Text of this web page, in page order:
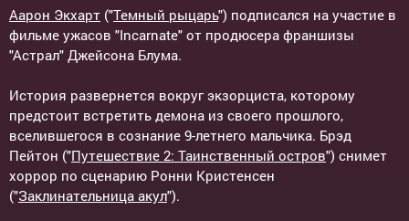
Аарон Экхарт ("Темный рыцарь") подписался на участие в
фильме ужасов "Incarnate" от продюсера франшизы
"Астрал" Джейсона Блума.
История развернется вокруг экзорциста, которому
предстоит встретить демона из своего прошлого,
вселившегося в сознание 9-летнего мальчика. Брэд
Пейтон ("Путешествие 2: Таинственный остров") снимет
хоррор по сценарию Ронни Кристенсен
("Заклинательница акул").